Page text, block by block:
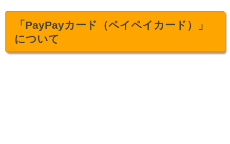
「PayPayカード（ペイペイカード）」
について